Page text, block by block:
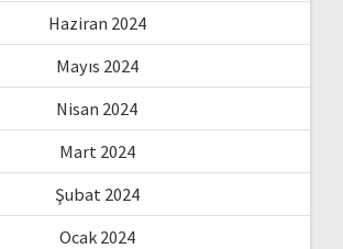
Haziran 2024
Mayıs 2024
Nisan 2024
Mart 2024
Şubat 2024
Ocak 2024